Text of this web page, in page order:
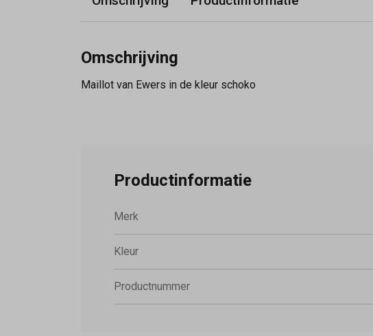
Omschrijving
Maillot van Ewers in de kleur schoko
Productinformatie
Merk
Kleur
Productnummer